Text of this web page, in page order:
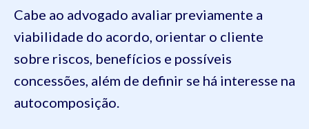
Cabe ao advogado avaliar previamente a
viabilidade do acordo, orientar o cliente
sobre riscos, benefícios e possíveis
concessões, além de definir se há interesse na
autocomposição.